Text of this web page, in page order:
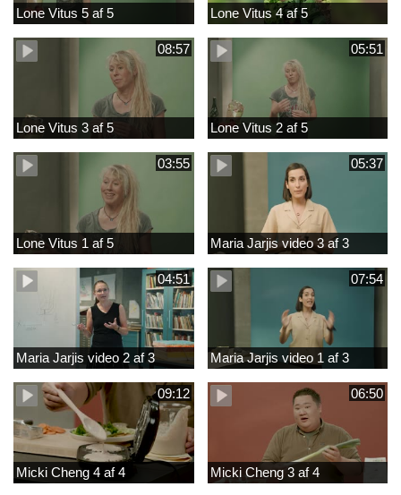
Lone Vitus 5 af 5 Lone Vitus 4 af 5
08:57
Lone Vitus 3 af 5
05:51
Lone Vitus 2 af 5
03:55
Lone Vitus 1 af 5
05:37
Maria Jarjis video 3 af 3
04:51
Maria Jarjis video 2 af 3
07:54
Maria Jarjis video 1 af 3
09:12
Micki Cheng 4 af 4
06:50
Micki Cheng 3 af 4